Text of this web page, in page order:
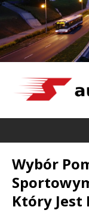
Wybór
Który Jest